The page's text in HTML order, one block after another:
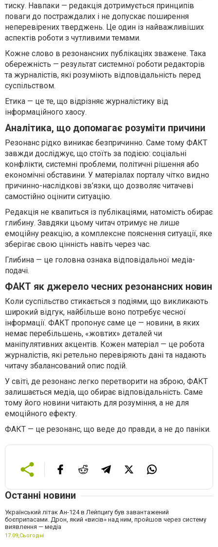
тиску. Навпаки — редакція дотримується принципів
поваги до постраждалих і не допускає поширення
неперевірених тверджень. Це один із найважливіших
аспектів роботи з чутливими темами.
Кожне слово в резонансних публікаціях зважене. Така
обережність — результат системної роботи редакторів
та журналістів, які розуміють відповідальність перед
суспільством.
Етика — це те, що відрізняє журналістику від
інформаційного хаосу.
Аналітика, що допомагає розуміти причини
Резонанс рідко виникає безпричинно. Саме тому ФАКТ
завжди досліджує, що стоїть за подією: соціальні
конфлікти, системні проблеми, політичні рішення або
економічні обставини. У матеріалах порталу чітко видно
причинно-наслідкові зв’язки, що дозволяє читачеві
самостійно оцінити ситуацію.
Редакція не квапиться із публікаціями, натомість обирає
глибину. Завдяки цьому читач отримує не лише
емоційну реакцію, а комплексне пояснення ситуації, яке
зберігає свою цінність навіть через час.
Глибина — це головна ознака відповідальної медіа-
подачі.
ФАКТ як джерело чесних резонансних новин
Коли суспільство стикається з подіями, що викликають
широкий відгук, найбільше воно потребує чесної
інформації. ФАКТ пропонує саме це — новини, в яких
немає перебільшень, «жовтих» деталей чи
маніпулятивних акцентів. Кожен матеріал — це робота
журналістів, які ретельно перевіряють дані та надають
читачу збалансований опис подій.
У світі, де резонанс легко перетворити на зброю, ФАКТ
залишається медіа, що обирає відповідальність. Саме
тому його новини читають для розуміння, а не для
емоційного ефекту.
ФАКТ — це резонанс, що веде до правди, а не до паніки.
Останні новини
Український літак Ан-124 в Лейпцигу був завантажений
боєприпасами. Дрон, який «висів» над ним, пройшов через систему
виявлення — медіа
17:09,Сьогодні